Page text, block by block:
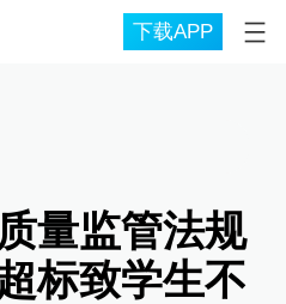
下载APP
量监管法规
标致学生不